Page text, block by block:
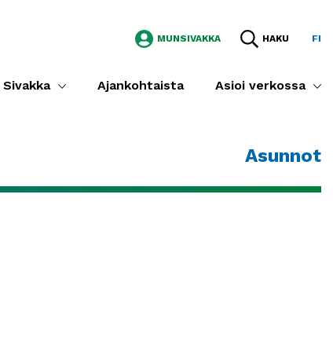
MUNSIVAKKA HAKU FI
Sivakka Ajankohtaista Asioi verkossa
Asunnot